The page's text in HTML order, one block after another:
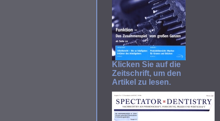
Klicken Sie auf die
Zeitschrift, um den
Artikel zu lesen.